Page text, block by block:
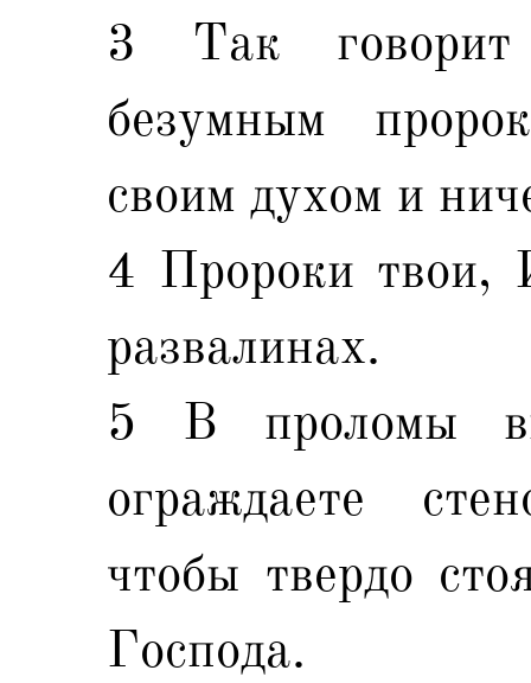
3 Так
безумным
своим духом и
4 Пророки твои,
развалинах.
5 В проломы
ограждаете
чтобы твердо
Господа.